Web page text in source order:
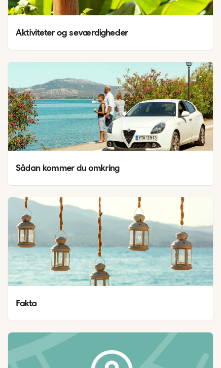
Aktiviteter og seværdigheder
Sådan kommer du omkring
Fakta